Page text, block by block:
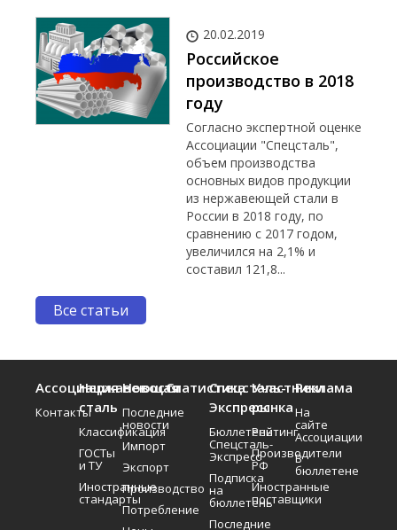
20.02.2019
Российское
производство в 2018
году
Согласно экспертной оценке
Ассоциации "Спецсталь",
объем производства
основных видов продукции
из нержавеющей стали в
России в 2018 году, по
сравнению с 2017 годом,
увеличился на 2,1% и
составил 121,8...
Все статьи
Ассоциация
Контакты
Нержавеющая
сталь
Классификация
ГОСТы
и ТУ
Иностранные
стандарты
Новости
Последние
новости
Импорт
Экспорт
Производство
Потребление
СтатистикаСпецсталь-
Экспресс
Бюллетень
Спецсталь-
Экспресс
Подписка
на
бюллетень
Последние
Участники
рынка
Рейтинг
Производители
РФ
Иностранные
поставщики
Реклама
На
сайте
Ассоциации
В
бюллетене